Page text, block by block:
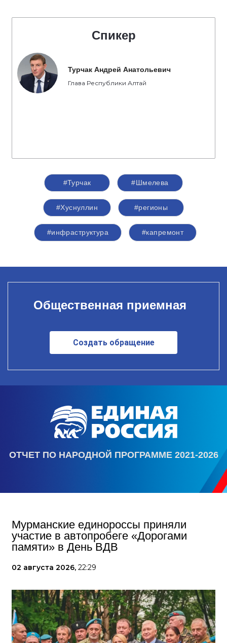
Спикер
Турчак Андрей Анатольевич
Глава Республики Алтай
#Турчак #Шмелева
#Хуснуллин #регионы
#инфраструктура #капремонт
Общественная приемная
Создать обращение
ОТЧЕТ ПО НАРОДНОЙ ПРОГРАММЕ 2021-2026
Мурманские единороссы приняли
участие в автопробеге «Дорогами
памяти» в День ВДВ
02 августа 2026, 22:29